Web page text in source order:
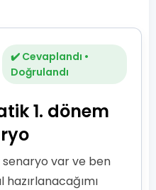
✔️ Cevaplandı •
Doğrulandı
1. dönem
senaryo var ve ben